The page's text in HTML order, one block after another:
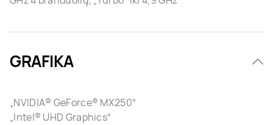
GRAFIKA
„NVIDIA® GeForce® MX250“
„Intel® UHD Graphics“